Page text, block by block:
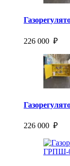
226 000 ₽
226 000 ₽